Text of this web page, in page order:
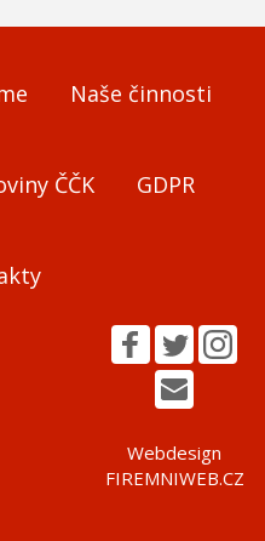
Naše činnosti
ČČK GDPR
Webdesign
FIREMNIWEB.CZ